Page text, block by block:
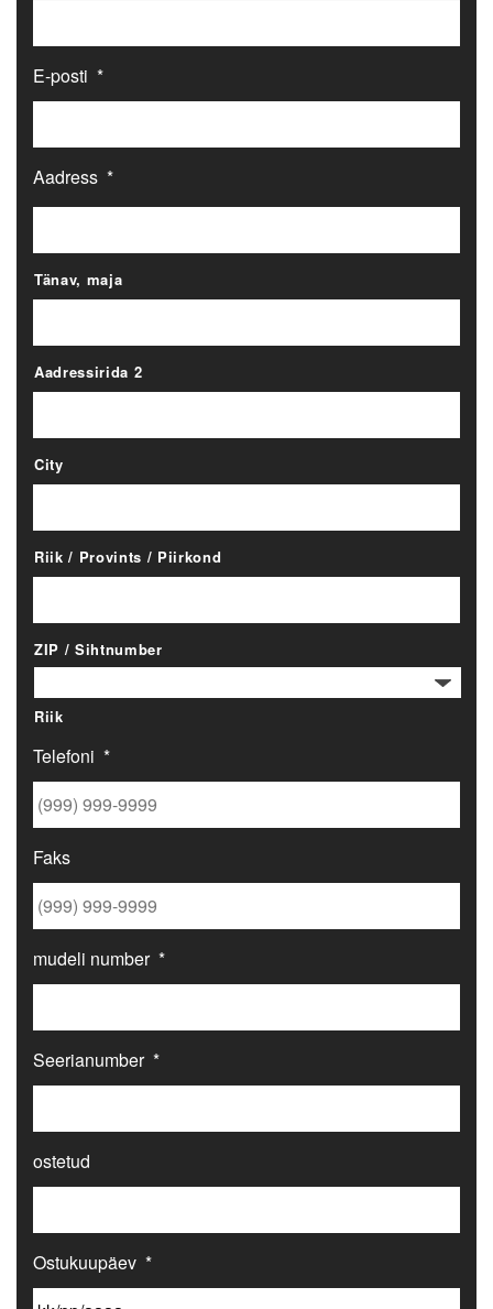
E-posti *
Aadress *
Tänav, maja
Aadressirida 2
City
Riik / Provints / Piirkond
ZIP / Sihtnumber
Riik
Telefoni *
Faks
mudeli number *
Seerianumber *
ostetud
Ostukuupäev *